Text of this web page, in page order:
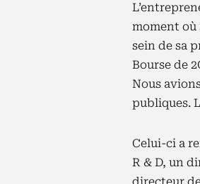
moment où
sein de sa
Bourse de
Nous
publiques.
Celui-ci a
R & D, un